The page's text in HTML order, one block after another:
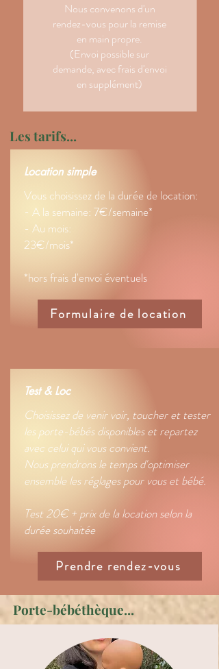
Nous convenons d'un
rendez-vous pour la remise
en main propre.
(Envoi possible sur
demande, avec frais d'envoi
en supplément)
Les tarifs...
Location simple
Vous choisissez de la durée de location:
- A la semaine: 7€/semaine*
- Au mois:
23€/mois*
*hors frais d'envoi éventuels
Formulaire de location
Test & Loc
Choisissez de venir voir, toucher et tester
les porte-bébés disponibles et repartez
avec celui qui vous convient.
Nous prendrons le temps d'optimiser
ensemble les réglages pour vous et bébé.
Test 20€ + prix de la location selon la
durée souhaitée
Prendre rendez-vous
Porte-bébéthèque...
Slings